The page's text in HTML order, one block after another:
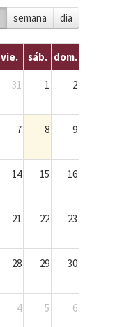
semana dia
vie. sáb. dom.
31 1 2
7 8 9
14 15 16
21 22 23
28 29 30
4 5 6